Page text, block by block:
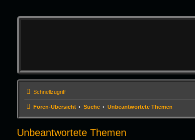
Schnellzugriff
Foren-Übersicht Suche Unbeantwortete Themen
Unbeantwortete Themen